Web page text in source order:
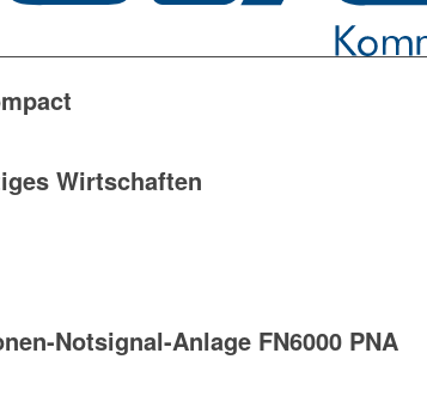
Wirtschaften
Notsignal-Anlage FN6000 PNA